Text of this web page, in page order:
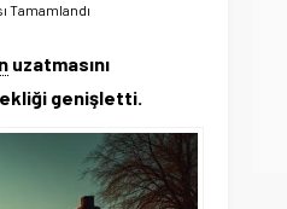
Tamamlandı
uzatmasını
genişletti.